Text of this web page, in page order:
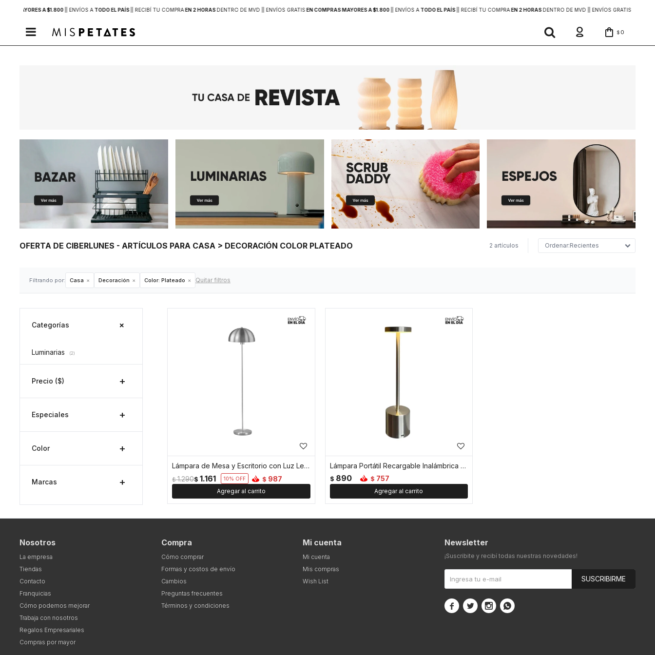
MAYORES A $1.800 | ENVÍOS A TODO EL PAÍS | RECIBÍ TU COMPRAEN 2 HORASDENTRO DE MVD | | ENVÍOS GRATISEN COMPRAS MAYORES A $1.800 | ENVÍOS A TODO EL PAÍS | RECIBÍ TU COMPRAEN 2 HORASDENTRO DE MVD | | ENVÍOS GRATIS
 $ 0
OFERTA DE CIBERLUNES - ARTÍCULOS PARA CASA > DECORACIÓN COLOR PLATEADO 2 artículos Recientes
Filtrando por: Casa Decoración Color: Plateado Quitar filtros
Lámpara de Mesa y Escritorio con Luz Led Base Plana - Plateado
$ 1.161
$ 1.290 10 $ 987
Lámpara Portátil Recargable Inalámbrica - Plateado
$ 890 $ 757
Categorías
Luminarias (2)
Precio ($)
Especiales
Color
Marcas
Nosotros
La empresa
Tiendas
Contacto
Franquicias
Cómo podemos mejorar
Trabaja con nosotros
Regalos Empresariales
Compras por mayor
Compra
Cómo comprar
Formas y costos de envío
Cambios
Preguntas frecuentes
Términos y condiciones
Mi cuenta
Mi cuenta
Mis compras
Wish List
Newsletter
¡Suscribite y recibí todas nuestras novedades!
SUSCRIBIRME
   